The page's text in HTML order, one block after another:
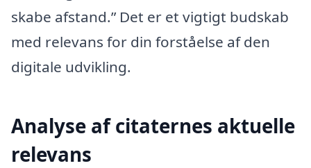
skabe afstand.” Det er et vigtigt budskab
med relevans for din forståelse af den
digitale udvikling.
Analyse af citaternes aktuelle
relevans